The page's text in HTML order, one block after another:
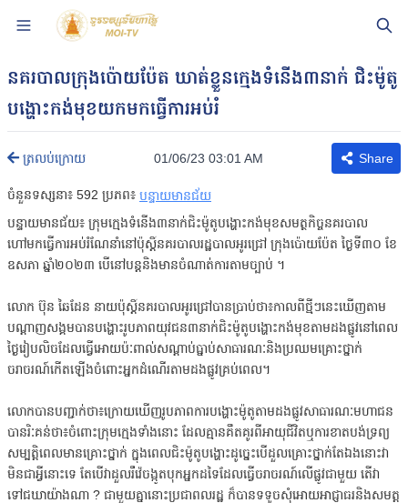
នគរបាលក្រុងប៉ោយប៉ែត ឃាត់ខ្លួនក្មេងទំនើង៣នាក់ ជិះម៉ូតូ
បង្ហោះកង់មុខយកមកធ្វើការអប់រំ
ត្រលប់ក្រោយ 01/06/23 03:01 AM Share
ចំនួនទស្សនា៖ 592 ប្រភព៖ បន្ទាយមានជ័យ
បន្ទាយមានជ័យ៖ ក្រុមក្មេងទំនើង៣នាក់ជិះម៉ូតូបង្ហោះកង់មុខសមត្ថកិច្ចនគរបាល
ហៅមកធ្វើការអប់រំណែនាំនៅប៉ុស្តិ៍នគរបាលរដ្ឋបាលអូរជ្រៅ ក្រុងប៉ោយប៉ែត ថ្ងៃទី៣០ ខែ
ឧសភា ឆ្នាំ២០២៣ បើនៅបន្តនិងមានចំណាត់ការតាមច្បាប់ ។
លោក ប៊ុន ឆៃដែន នាយប៉ុស្តិ៍នគរបាលអូរជ្រៅបានប្រាប់ថា៖កាលពីថ្មីៗនេះឃើញតាម
បណ្តាញសង្គមបានបង្ហោះរូបភាពយុវជន៣នាក់ជិះម៉ូតូបង្ហោះកង់មុខតាមដងផ្លូវនៅពេល
ថ្ងៃរៀបលិចដែលធ្វើអោយប៉ៈពាល់សណ្តាប់ធ្នាប់សាធារណៈនិងប្រឈមគ្រោះថ្នាក់
ចរាចរណ៍កើតឡើងចំពោះអ្នកដំណើរតាមដងផ្លូវគ្រប់ពេល។
លោកបានបញ្ជាក់ថា៖ក្រោយឃើញរូបភាពការបង្ហោះម៉ូតូតាមដងផ្លូវសាធារណៈមហាជន
បានរិៈគន់ថា៖ចំពោះក្រុមក្មេងទាំងនោះ ដែលគ្មានគឹតគូរពីអាយុជីវិតឬការខាតបង់ទ្រព្យ
សម្បតិ្តពេលមានគ្រោះថ្នាក់ ក្នុងពេលជិះម៉ូតូបង្ហោះដូច្នេះបើដួលគ្រោះថ្នាក់តែឯងនោះវា
មិនជាអ្វីនោះទេ តែបើវាដួលរឺវ៉េចង្កូតបុកអ្នកដទៃដែលធ្វើចរាចរណ៍លើផ្លូវជាមួយ តើវា
ទៅជឃាយ៉ាងណា ? ជាមួយគ្នានោះប្រជាពលរដ្ឋ ក៏បានទទូចសុំអោយអាជ្ញាធរនិងសមត្ត